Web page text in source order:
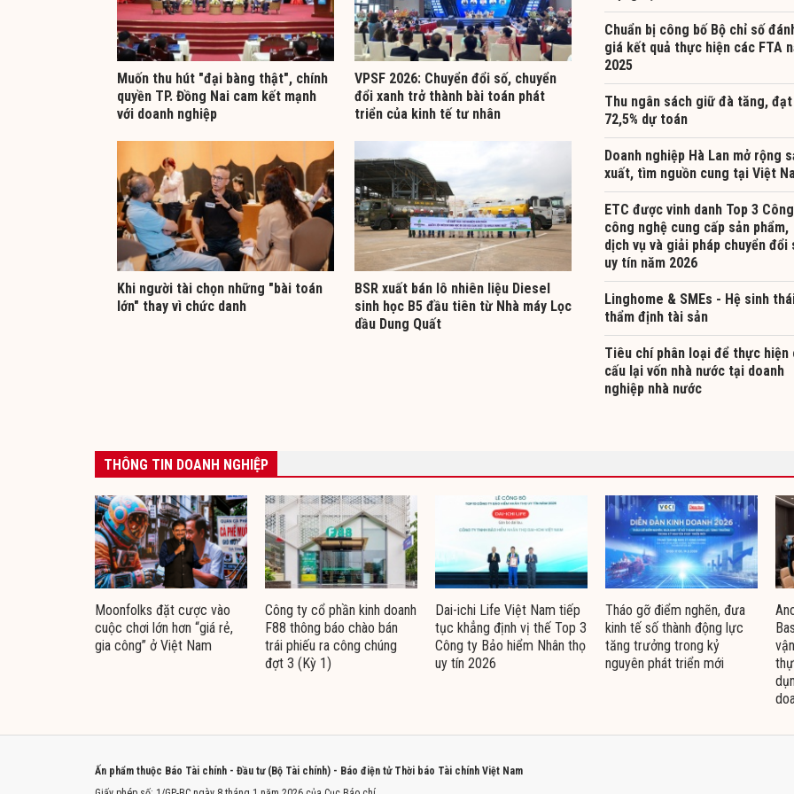
Muốn thu hút "đại bàng thật", chính
quyền TP. Đồng Nai cam kết mạnh
với doanh nghiệp
VPSF 2026: Chuyển đổi số, chuyển
đổi xanh trở thành bài toán phát
triển của kinh tế tư nhân
Khi người tài chọn những "bài toán
lớn" thay vì chức danh
BSR xuất bán lô nhiên liệu Diesel
sinh học B5 đầu tiên từ Nhà máy Lọc
dầu Dung Quất
Chuẩn bị công bố Bộ chỉ số
giá kết quả thực hiện các FTA
2025
Thu ngân sách giữ đà tăng, đạt
72,5% dự toán
Doanh nghiệp Hà Lan mở rộng
xuất, tìm nguồn cung tại Việt
ETC được vinh danh Top 3
công nghệ cung cấp sản phẩm,
dịch vụ và giải pháp chuyển đổi
uy tín năm 2026
Linghome & SMEs - Hệ sinh
thẩm định tài sản
Tiêu chí phân loại để thực hiện
cấu lại vốn nhà nước tại doanh
nghiệp nhà nước
THÔNG TIN DOANH NGHIỆP
Moonfolks đặt cược vào
cuộc chơi lớn hơn “giá rẻ,
gia công” ở Việt Nam
Công ty cổ phần kinh doanh
F88 thông báo chào bán
trái phiếu ra công chúng
đợt 3 (Kỳ 1)
Dai-ichi Life Việt Nam tiếp
tục khẳng định vị thế Top 3
Công ty Bảo hiểm Nhân thọ
uy tín 2026
Tháo gỡ điểm nghẽn, đưa
kinh tế số thành động lực
tăng trưởng trong kỷ
nguyên phát triển mới
Ấn phẩm thuộc Báo Tài chính - Đầu tư (Bộ Tài chính) - Báo điện tử Thời báo Tài chính Việt Nam